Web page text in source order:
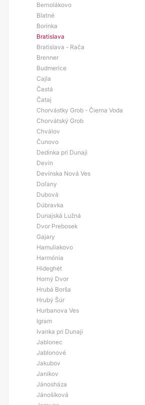
Bernolákovo
Blatné
Borinka
Bratislava
Bratislava - Rača
Brenner
Budmerice
Cajla
Častá
Čataj
Chorvástky Grob - Čierna Voda
Chorvátský Grob
Chválov
Čunovo
Dedinka pri Dunaji
Devín
Devínska Nová Ves
Doľany
Dubová
Dúbravka
Dunajská Lužná
Dvor Prebosek
Gajary
Hamuliakovo
Harmónia
Hideghét
Horný Dvor
Hrubá Borša
Hrubý Šúr
Hurbanova Ves
Igram
Ivanka pri Dunaji
Jablonec
Jablonové
Jakubov
Janíkov
Jánosháza
Jánošíková